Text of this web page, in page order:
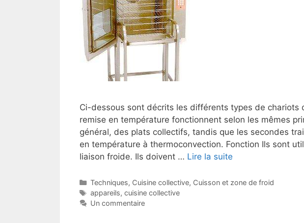
Ci-dessous sont décrits les différents types de chariots
remise en température fonctionnent selon les mêmes
général, des plats collectifs, tandis que les secondes
en température à thermoconvection. Fonction Ils sont
liaison froide. Ils doivent … Lire la suite
Catégories
Techniques, Cuisine collective, Cuisson et zone de froid
Étiquettes
appareils, cuisine collective
Un commentaire